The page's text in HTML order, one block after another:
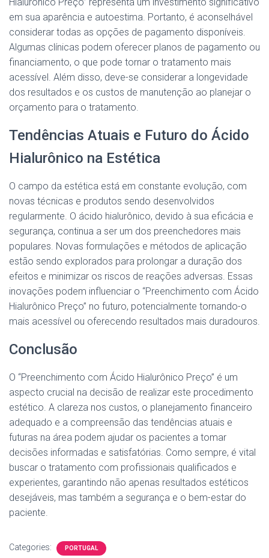
em sua aparência e autoestima. Portanto, é aconselhável
considerar todas as opções de pagamento disponíveis.
Algumas clínicas podem oferecer planos de pagamento ou
financiamento, o que pode tornar o tratamento mais
acessível. Além disso, deve-se considerar a longevidade
dos resultados e os custos de manutenção ao planejar o
orçamento para o tratamento.
Tendências Atuais e Futuro do Ácido
Hialurônico na Estética
O campo da estética está em constante evolução, com
novas técnicas e produtos sendo desenvolvidos
regularmente. O ácido hialurônico, devido à sua eficácia e
segurança, continua a ser um dos preenchedores mais
populares. Novas formulações e métodos de aplicação
estão sendo explorados para prolongar a duração dos
efeitos e minimizar os riscos de reações adversas. Essas
inovações podem influenciar o “Preenchimento com Ácido
Hialurônico Preço” no futuro, potencialmente tornando-o
mais acessível ou oferecendo resultados mais duradouros.
Conclusão
O “Preenchimento com Ácido Hialurônico Preço” é um
aspecto crucial na decisão de realizar este procedimento
estético. A clareza nos custos, o planejamento financeiro
adequado e a compreensão das tendências atuais e
futuras na área podem ajudar os pacientes a tomar
decisões informadas e satisfatórias. Como sempre, é vital
buscar o tratamento com profissionais qualificados e
experientes, garantindo não apenas resultados estéticos
desejáveis, mas também a segurança e o bem-estar do
paciente.
Categories: PORTUGAL